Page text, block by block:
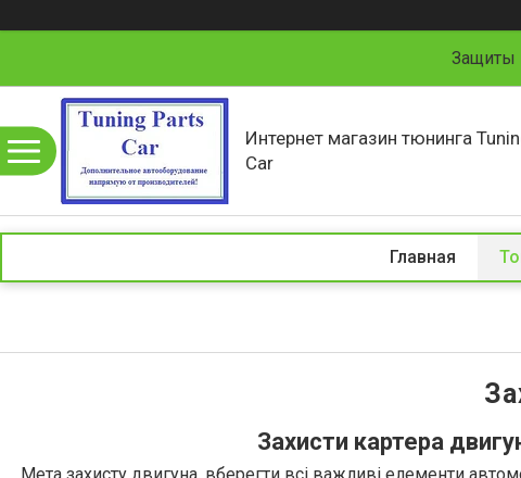
Защиты
Интернет магазин тюнинга
Car
Главная
Захисти картера